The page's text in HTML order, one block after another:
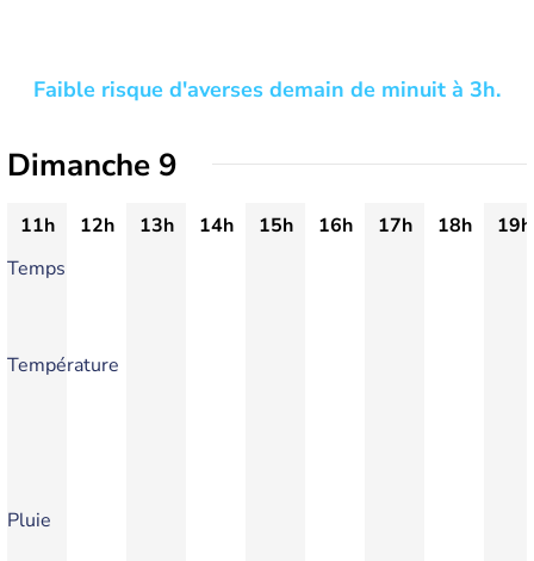
Faible risque d'averses demain de minuit à 3h.
Dimanche 9
11h 12h 13h 14h 15h 16h 17h 18h
19h
Temps
Température
Pluie